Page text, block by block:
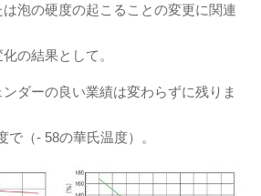
泡の硬度の起こることの変更に関連
の結果として。
ダーの良い業績は変わらずに残りま
（- 58の華氏温度）。